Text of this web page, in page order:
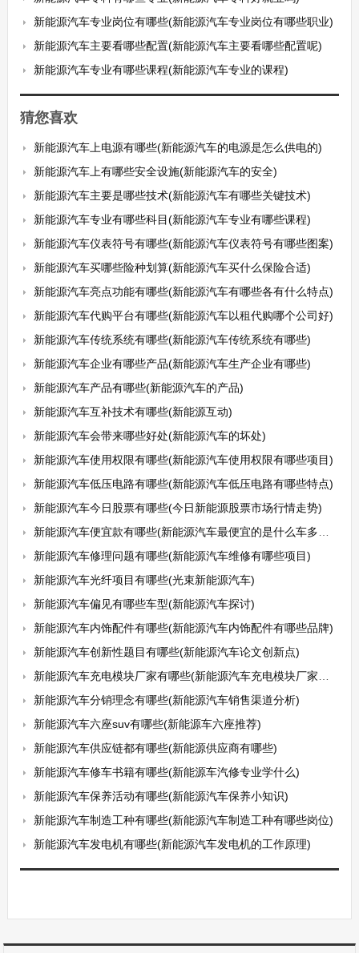
新能源汽车专业岗位有哪些(新能源汽车专业岗位有哪些职业)
新能源汽车主要看哪些配置(新能源汽车主要看哪些配置呢)
新能源汽车专业有哪些课程(新能源汽车专业的课程)
猜您喜欢
新能源汽车上电源有哪些(新能源汽车的电源是怎么供电的)
新能源汽车上有哪些安全设施(新能源汽车的安全)
新能源汽车主要是哪些技术(新能源汽车有哪些关键技术)
新能源汽车专业有哪些科目(新能源汽车专业有哪些课程)
新能源汽车仪表符号有哪些(新能源汽车仪表符号有哪些图案)
新能源汽车买哪些险种划算(新能源汽车买什么保险合适)
新能源汽车亮点功能有哪些(新能源汽车有哪些各有什么特点)
新能源汽车代购平台有哪些(新能源汽车以租代购哪个公司好)
新能源汽车传统系统有哪些(新能源汽车传统系统有哪些)
新能源汽车企业有哪些产品(新能源汽车生产企业有哪些)
新能源汽车产品有哪些(新能源汽车的产品)
新能源汽车互补技术有哪些(新能源互动)
新能源汽车会带来哪些好处(新能源汽车的坏处)
新能源汽车使用权限有哪些(新能源汽车使用权限有哪些项目)
新能源汽车低压电路有哪些(新能源汽车低压电路有哪些特点)
新能源汽车今日股票有哪些(今日新能源股票市场行情走势)
新能源汽车便宜款有哪些(新能源汽车最便宜的是什么车多少钱)
新能源汽车修理问题有哪些(新能源汽车维修有哪些项目)
新能源汽车光纤项目有哪些(光束新能源汽车)
新能源汽车偏见有哪些车型(新能源汽车探讨)
新能源汽车内饰配件有哪些(新能源汽车内饰配件有哪些品牌)
新能源汽车创新性题目有哪些(新能源汽车论文创新点)
新能源汽车充电模块厂家有哪些(新能源汽车充电模块厂家有哪些呢)
新能源汽车分销理念有哪些(新能源汽车销售渠道分析)
新能源汽车六座suv有哪些(新能源车六座推荐)
新能源汽车供应链都有哪些(新能源供应商有哪些)
新能源汽车修车书籍有哪些(新能源车汽修专业学什么)
新能源汽车保养活动有哪些(新能源汽车保养小知识)
新能源汽车制造工种有哪些(新能源汽车制造工种有哪些岗位)
新能源汽车发电机有哪些(新能源汽车发电机的工作原理)